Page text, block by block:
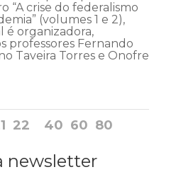
“A crise do federalismo
(volumes 1 e 2),
é organizadora,
professores Fernando
Taveira Torres e Onofre
22 40 60 80
newsletter